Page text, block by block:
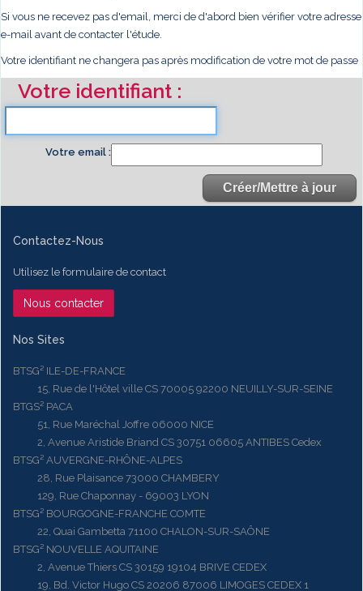
Si vous ne recevez pas d'email, merci de d'abord bien vérifier votre adresse
e-mail avant de contacter l'étude.
Votre identifiant ne changera pas après modification de votre mot de passe
Votre identifiant
Votre email
Contactez-Nous
Utilisez le formulaire de contact
Nous contacter
Nos Sites
BTSG² ILE-DE-FRANCE
15, Rue de l'Hôtel ville CS 70005 92200 NEUILLY-SUR-SEINE
BTGS² PACA
51, Rue Maréchal Joffre 06000 NICE
2, Avenue Aristide Briand CS 30751 06605 ANTIBES Cedex
BTSG² AUVERGNE-RHÔNE-ALPES
28, Rue Plaisance 73000 CHAMBERY
129, Rue Chaponnay - 69003 LYON
BTSG² BOURGOGNE-FRANCHE COMTE
22, Quai Gambetta 71100 CHALON-SUR-SAÔNE
BTSG² NOUVELLE AQUITAINE
2, Avenue Thiers CS 30159 19104 BRIVE CEDEX
19, Bd. Victor Hugo CS 20206 87006 LIMOGES CEDEX 1